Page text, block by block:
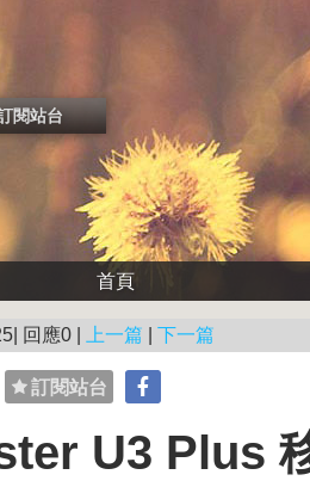
閱站台
首頁
回應0 | 上一篇 下一篇
訂閱站台
U3 Plus